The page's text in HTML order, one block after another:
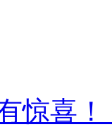
惊喜！